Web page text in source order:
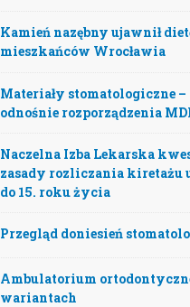
Kamień nazębny ujawnił
mieszkańców Wrocławia
Materiały stomatologiczne
odnośnie rozporządzenia
Naczelna Izba Lekarska
zasady rozliczania kiretażu
do 15. roku życia
Przegląd doniesień
Ambulatorium
wariantach